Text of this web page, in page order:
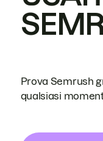
Prova Semrush
qualsiasi